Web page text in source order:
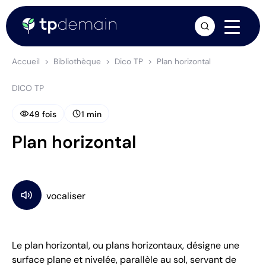
Accueil Bibliothèque Dico TP Plan horizontal
DICO TP
visibility49 fois schedule1 min
Plan horizontal
Le plan horizontal, ou plans horizontaux, désigne une
surface plane et nivelée, parallèle au sol, servant de
arrow_forward